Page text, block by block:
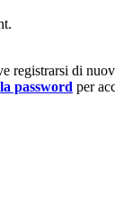
registrarsi di
password per